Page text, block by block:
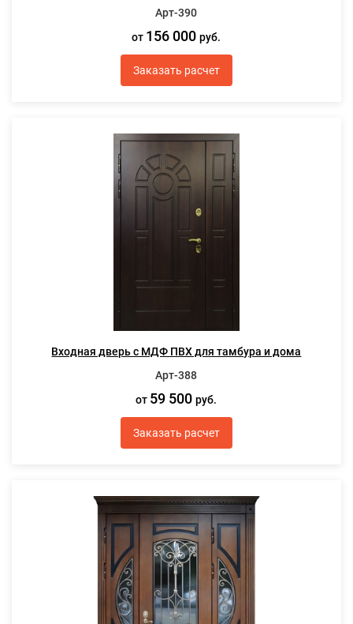
Арт-390
от 156 000руб.
Заказать расчет
Входная дверь с МДФ ПВХ для тамбура и дома
Арт-388
от 59 500руб.
Заказать расчет